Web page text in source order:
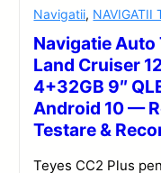
Navigatii, NAVIGATII
Navigatie Auto
Land Cruiser
4+32GB 9″
Android 10 —
Testare &
Teyes CC2 Plus